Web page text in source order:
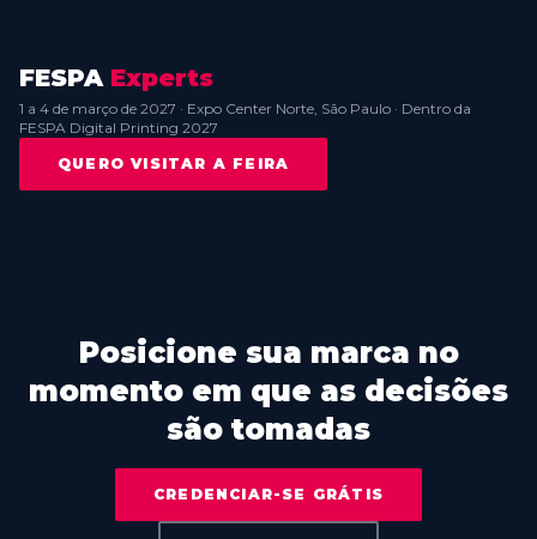
FESPA Experts
1 a 4 de março de 2027 · Expo Center Norte, São Paulo · Dentro da
FESPA Digital Printing 2027
QUERO VISITAR A FEIRA
Posicione sua marca no
momento em que as decisões
são tomadas
CREDENCIAR-SE GRÁTIS